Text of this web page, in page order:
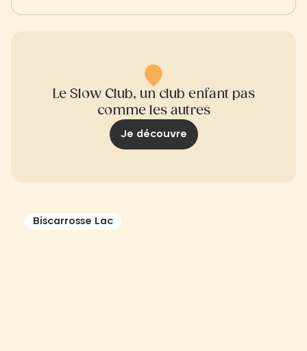
Le Slow Club, un club enfant pas
comme les autres
Je découvre
Biscarrosse Lac